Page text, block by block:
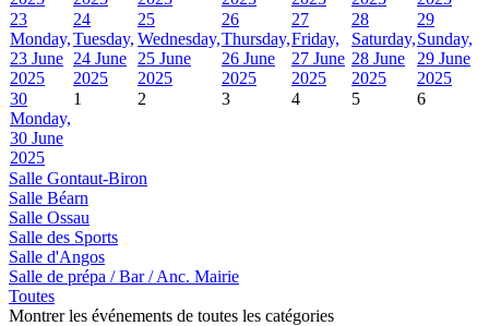
23
Monday,
23 June
2025
24
Tuesday,
24 June
2025
25
Wednesday,
25 June
2025
26
Thursday,
26 June
2025
27
Friday,
27 June
2025
28
Saturday,
28 June
2025
29
Sunday,
29 June
2025
30
Monday,
30 June
2025
1 2 3 4 5 6
Salle Gontaut-Biron
Salle Béarn
Salle Ossau
Salle des Sports
Salle d'Angos
Salle de prépa / Bar / Anc. Mairie
Toutes
Montrer les événements de toutes les catégories